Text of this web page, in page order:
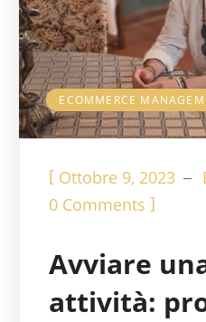
ECOMMERCE
[ Ottobre 9, 2023
0 Comments ]
Avviare
attività: